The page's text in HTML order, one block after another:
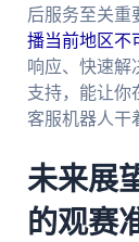
后服务至关重
播当前地区不
响应、快速解
支持，能让你
客服机器人干
未来展
的观赛